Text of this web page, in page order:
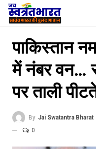
पाकिस्‍तान
में नंबर वन…
पर ताली
By Jai Swatantra Bharat
0